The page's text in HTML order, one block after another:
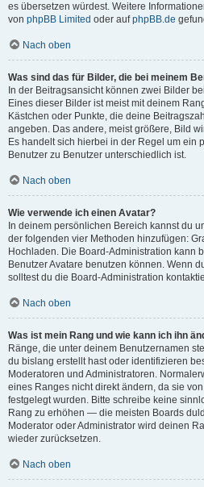
es übersetzen würdest. Weitere
von phpBB Limited oder aufphpBB.de
Nach oben
Was sind das für Bilder, die bei meinem
In der Beitragsansicht können zwei Bilder
Eines dieser Bilder ist meist mit deinem
Kästchen oder Punkte, die deine
angeben. Das andere, meist größere, Bild
Es handelt sich hierbei in der Regel um ein
Benutzer zu Benutzer unterschiedlich ist.
Nach oben
Wie verwende ich einen Avatar?
In deinem persönlichen Bereich kannst du
der folgenden vier Methoden hinzufügen:
Hochladen. Die Board-Administration kann
Benutzer Avatare benutzen können. Wenn
solltest du die Board-Administration
Nach oben
Was ist mein Rang und wie kann ich ihn
Ränge, die unter deinem Benutzernamen
du bislang erstellt hast oder identifizieren
Moderatoren und Administratoren.
eines Ranges nicht direkt ändern, da sie
festgelegt wurden. Bitte schreibe keine
Rang zu erhöhen — die meisten Boards
Moderator oder Administrator wird deinen
wieder zurücksetzen.
Nach oben